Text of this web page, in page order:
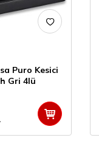
Puro Kesici
Gri 4lü